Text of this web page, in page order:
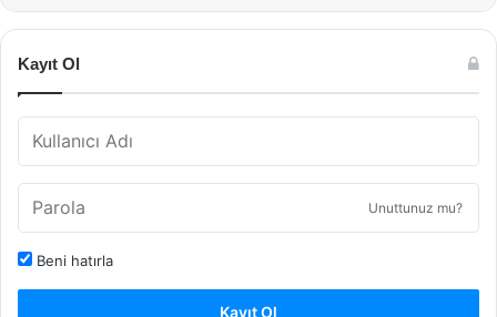
Kayıt Ol
Unuttunuz mu?
Beni hatırla
Kayıt Ol